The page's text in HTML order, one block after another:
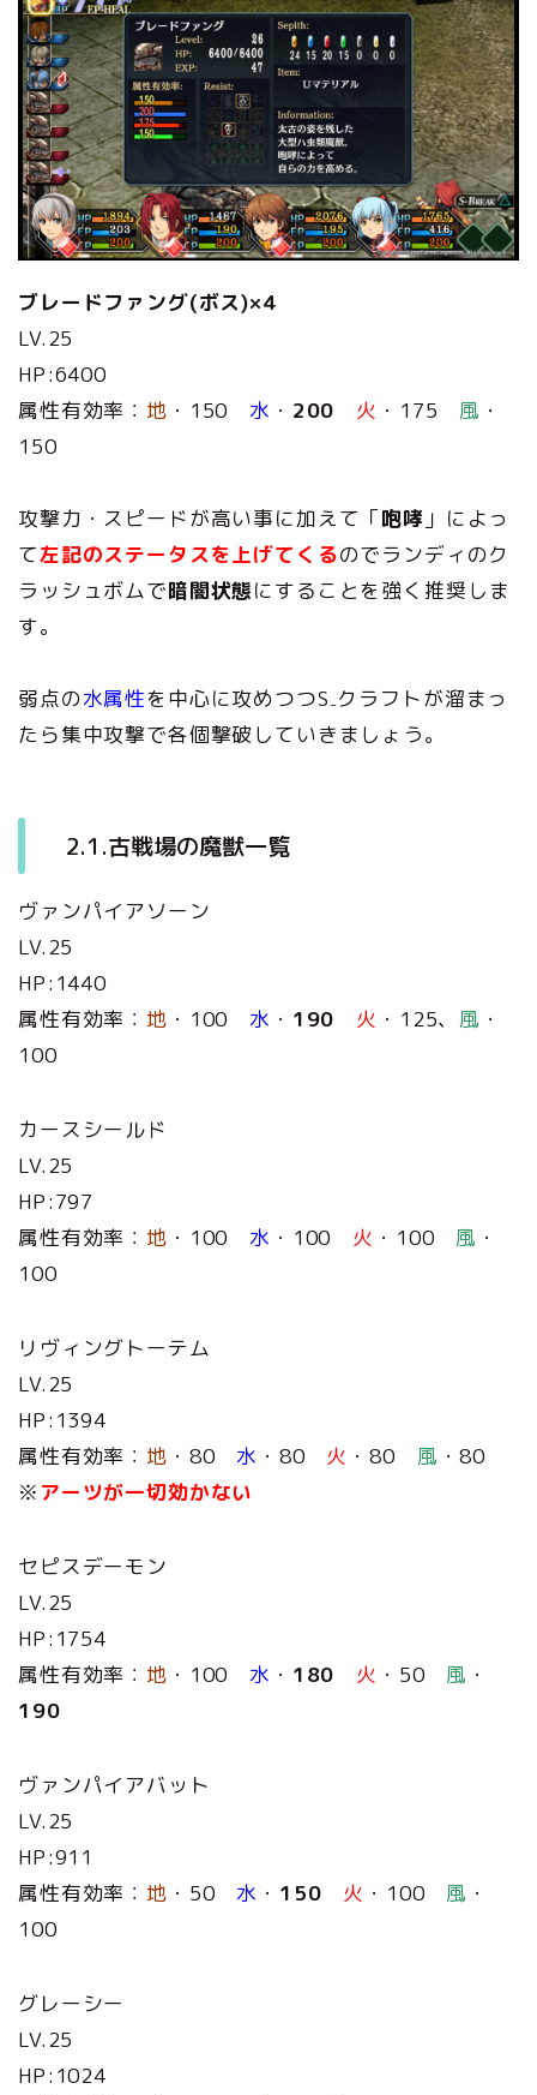
ブレードファング(ボス)×4
LV.25
HP:6400
属性有効率： 地 ・150 水 ・ 200 火 ・175 風 ・
150
攻撃力・スピードが高い事に加えて「咆哮 」によっ
て左記のステータスを上げてくるのでランディのク
ラッシュボムで暗闇状態にすることを強く推奨しま
す。
弱点の水属性を中心に攻めつつS₋クラフトが溜まっ
たら集中攻撃で各個撃破していきましょう。
2.1.古戦場の魔獣一覧
ヴァンパイアソーン
LV.25
HP:1440
属性有効率： 地 ・100 水 ・ 190 火 ・125、 風 ・
100
カースシールド
LV.25
HP:797
属性有効率： 地 ・100 水 ・100 火 ・100 風 ・
100
リヴィングトーテム
LV.25
HP:1394
属性有効率： 地 ・80 水 ・80 火 ・80 風 ・80
※ アーツが一切効かない
セピスデーモン
LV.25
HP:1754
属性有効率： 地 ・100 水 ・ 180 火 ・50 風 ・
190
ヴァンパイアバット
LV.25
HP:911
属性有効率： 地 ・50 水 ・ 150 火 ・100 風 ・
100
グレーシー
LV.25
HP:1024